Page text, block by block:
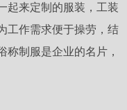
起来定制的服装，工装
工作需求便于操劳，结
称制服是企业的名片，